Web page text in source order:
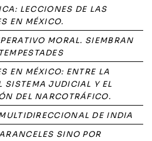
LECCIONES DE LAS
EN MÉXICO.
MORAL. SIEMBRAN
EN MÉXICO: ENTRE LA
SISTEMA JUDICIAL Y EL
DEL NARCOTRÁFICO.
DE INDIA
SINO POR